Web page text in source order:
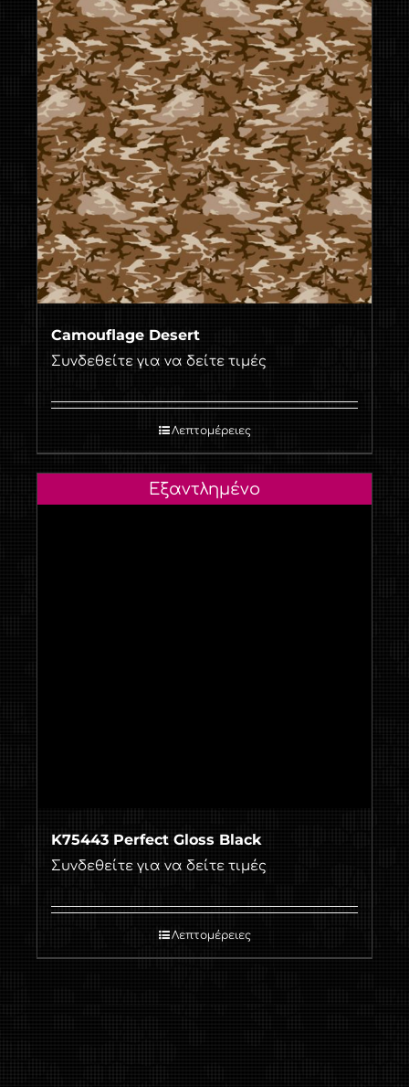
Camouflage Desert
Συνδεθείτε για να δείτε τιμές
Λεπτομέρειες
Εξαντλημένο
K75443 Perfect Gloss Black
Συνδεθείτε για να δείτε τιμές
Λεπτομέρειες